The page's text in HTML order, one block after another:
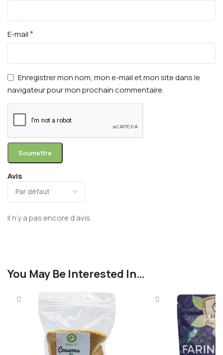
Avis
Il n’y a pas encore d’avis.
E-mail*
Enregistrer mon nom, mon e-mail et mon site dans le
navigateur pour mon prochain commentaire.
You May Be Interested In…